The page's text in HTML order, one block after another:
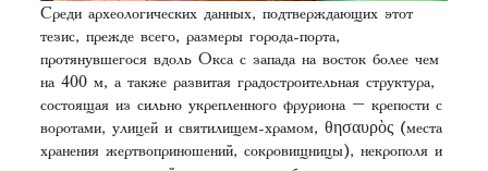
Среди археологических данных, подтверждающих этот
тезис, прежде всего, размеры города-порта,
протянувшегося вдоль Окса с запада на восток более чем
на 400 м, а также развитая градостроительная структура,
состоящая из сильно укрепленного фруриона – крепости с
воротами, улицей и святилищем-храмом, θησαυρὸς (места
хранения жертвоприношений, сокровищницы), некрополя и